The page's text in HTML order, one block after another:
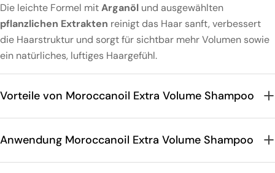
Die leichte Formel mitArganöl und ausgewählten
pflanzlichen Extrakten reinigt das Haar sanft, verbessert
die Haarstruktur und sorgt für sichtbar mehr Volumen sowie
ein natürliches, luftiges Haargefühl.
Vorteile von Moroccanoil Extra Volume Shampoo
Anwendung Moroccanoil Extra Volume Shampoo